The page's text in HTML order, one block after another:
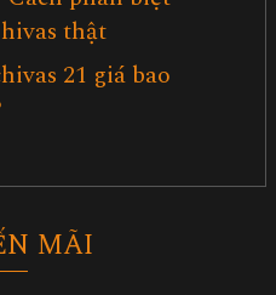
thật
21 giá bao
MÃI